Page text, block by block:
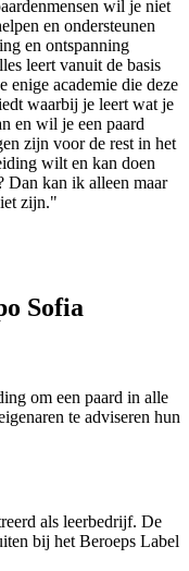
wil je niet
en ondersteunen
en ontspanning
leert vanuit de basis
enige academie die deze
waarbij je leert wat je
en wil je een paard
zijn voor de rest in het
wilt en kan doen
Dan kan ik alleen maar
zijn."
Sofia
om een paard in alle
te adviseren hun
als leerbedrijf. De
bij het Beroeps Label